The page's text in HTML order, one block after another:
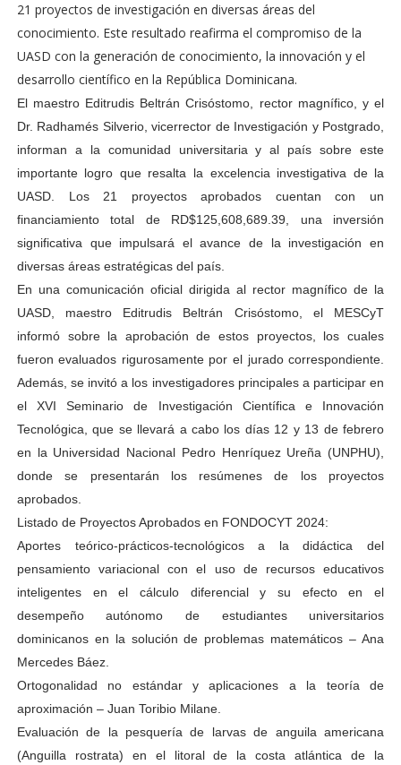
21 proyectos de investigación en diversas áreas del
conocimiento. Este resultado reafirma el compromiso de la
UASD con la generación de conocimiento, la innovación y el
desarrollo científico en la República Dominicana.
El maestro Editrudis Beltrán Crisóstomo, rector magnífico, y el
Dr. Radhamés Silverio, vicerrector de Investigación y Postgrado,
informan a la comunidad universitaria y al país sobre este
importante logro que resalta la excelencia investigativa de la
UASD. Los 21 proyectos aprobados cuentan con un
financiamiento total de RD$125,608,689.39, una inversión
significativa que impulsará el avance de la investigación en
diversas áreas estratégicas del país.
En una comunicación oficial dirigida al rector magnífico de la
UASD, maestro Editrudis Beltrán Crisóstomo, el MESCyT
informó sobre la aprobación de estos proyectos, los cuales
fueron evaluados rigurosamente por el jurado correspondiente.
Además, se invitó a los investigadores principales a participar en
el XVI Seminario de Investigación Científica e Innovación
Tecnológica, que se llevará a cabo los días 12 y 13 de febrero
en la Universidad Nacional Pedro Henríquez Ureña (UNPHU),
donde se presentarán los resúmenes de los proyectos
aprobados.
Listado de Proyectos Aprobados en FONDOCYT 2024:
Aportes teórico-prácticos-tecnológicos a la didáctica del
pensamiento variacional con el uso de recursos educativos
inteligentes en el cálculo diferencial y su efecto en el
desempeño autónomo de estudiantes universitarios
dominicanos en la solución de problemas matemáticos – Ana
Mercedes Báez.
Ortogonalidad no estándar y aplicaciones a la teoría de
aproximación – Juan Toribio Milane.
Evaluación de la pesquería de larvas de anguila americana
(Anguilla rostrata) en el litoral de la costa atlántica de la